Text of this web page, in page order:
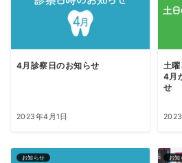
4月診察日のお知らせ
2023年4月1日
土
4月
せ
お知らせ お知